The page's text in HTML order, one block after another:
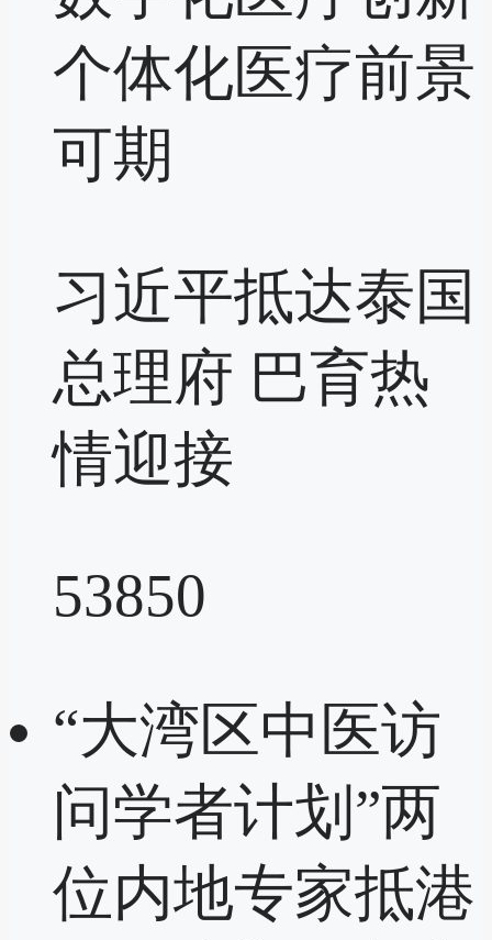
个体化医疗前景
可期
习近平抵达泰国
总理府 巴育热
情迎接
53850
“大湾区中医访
问学者计划”两
位内地专家抵港